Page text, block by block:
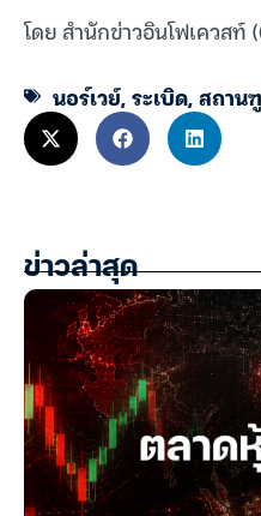
โดย สำนักข่าวอินโฟเควสท์
นอร์เวย์,ระเบิด,สถาน
ข่าวล่าสุด